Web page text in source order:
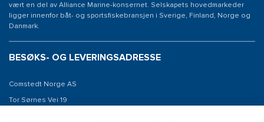
vært en del av Alliance Marine-konsernet. Selskapets hovedmarkeder
ligger innenfor båt- og sportsfiskebransjen i Sverige, Finland, Norge og
Danmark.
BESØKS- OG LEVERINGSADRESSE
Comstedt Norge AS
Tor Sørnes Vei 19